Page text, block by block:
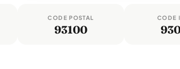
CODE POSTAL
93100
CODE